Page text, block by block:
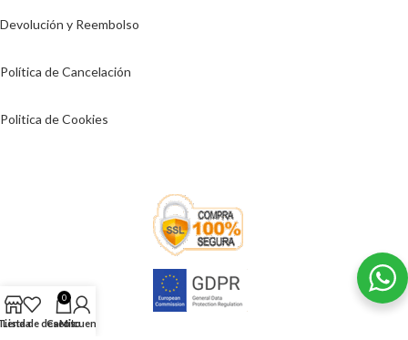
Devolución y Reembolso
Política de Cancelación
Politica de Cookies
Lista de deseos
0
Carrito
Mi cuenta